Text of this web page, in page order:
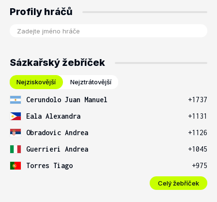
Profily hráčů
Sázkařský žebříček
Nejziskovější Nejztrátovější
Cerundolo Juan Manuel
+1737
Eala Alexandra
+1131
Obradovic Andrea
+1126
Guerrieri Andrea
+1045
Torres Tiago
+975
Celý žebříček